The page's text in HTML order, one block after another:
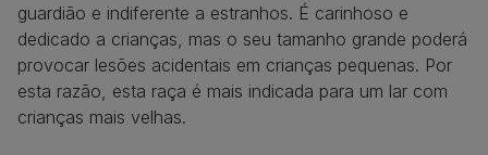
guardião e indiferente a estranhos. É carinhoso e
dedicado a crianças, mas o seu tamanho grande poderá
provocar lesões acidentais em crianças pequenas. Por
esta razão, esta raça é mais indicada para um lar com
crianças mais velhas.